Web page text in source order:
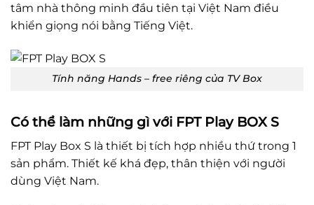
tâm nhà thông minh đầu tiên tại Việt Nam điều
khiển giọng nói bằng Tiếng Việt.
Tính năng Hands – free riêng của TV Box
Có thể làm những gì với FPT Play BOX S
FPT Play Box S là thiết bị tích hợp nhiều thứ trong 1
sản phẩm. Thiết kế khá đẹp, thân thiện với người
dùng Việt Nam.